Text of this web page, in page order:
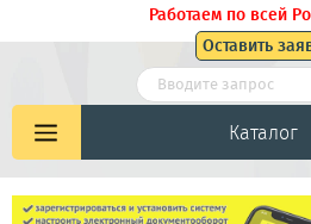
Работаем по всей
Оставить
Каталог